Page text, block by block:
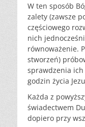
W ten sposób
zalety (zawsze
częściowego
nich
równoważenie.
stworzeń)
sprawdzenia
godzin życia
Każda z
świadectwem
dopiero przy